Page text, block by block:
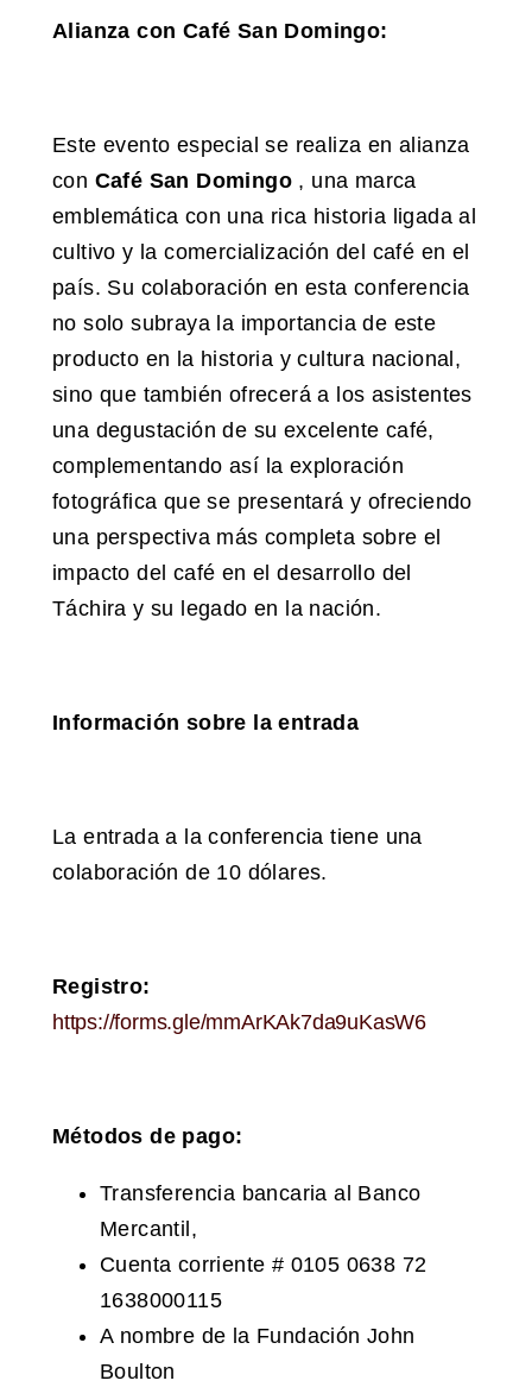
Alianza con Café San Domingo:
Este evento especial se realiza en alianza
con Café San Domingo , una marca
emblemática con una rica historia ligada al
cultivo y la comercialización del café en el
país. Su colaboración en esta conferencia
no solo subraya la importancia de este
producto en la historia y cultura nacional,
sino que también ofrecerá a los asistentes
una degustación de su excelente café,
complementando así la exploración
fotográfica que se presentará y ofreciendo
una perspectiva más completa sobre el
impacto del café en el desarrollo del
Táchira y su legado en la nación.
Información sobre la entrada
La entrada a la conferencia tiene una
colaboración de 10 dólares.
Registro:
https://forms.gle/mmArKAk7da9uKasW6
Métodos de pago:
Transferencia bancaria al Banco
Mercantil,
Cuenta corriente # 0105 0638 72
1638000115
A nombre de la Fundación John
Boulton